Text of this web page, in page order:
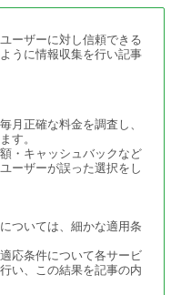
ーザーに対し信頼できる
うに情報収集を行い記事
月正確な料金を調査し、
す。
・キャッシュバックなど
ーザーが誤った選択をし
ついては、細かな適用条
応条件について各サービ
い、この結果を記事の内